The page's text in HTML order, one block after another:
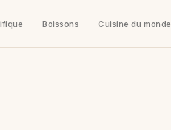
Boissons Cuisine du monde